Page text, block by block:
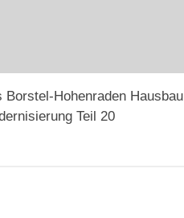
Borstel-Hohenraden Hausbau
Teil 20